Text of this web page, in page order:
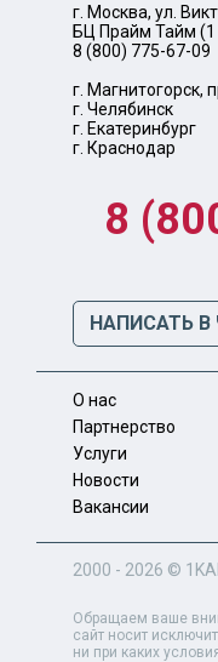
г. Москва, ул.
БЦ Прайм Тайм (1
8 (800) 775-67-09
г. Магнитогорск,
г. Челябинск
г. Екатеринбург
г. Краснодар
8
НАПИСАТЬ В
О нас
Партнерство
Услуги
Новости
Вакансии
2000 - 2026 ©
Обращаем ваше
сайт носит
ни при каких